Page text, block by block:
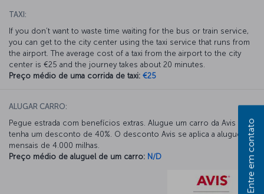
TAXI:
If you don’t want to waste time waiting for the bus or train service,
you can get to the city center using the taxi service that runs from
the airport. The average cost of a taxi from the airport to the city
center is €25 and the journey takes about 20 minutes.
Preço médio de uma corrida de taxi: €25
ALUGAR CARRO:
Pegue estrada com benefícios extras. Alugue um carro da Avis e
tenha um desconto de 40%. O desconto Avis se aplica a aluguéis
mensais de 4.000 milhas.
Preço médio de aluguel de um carro: N/D Entre em contato